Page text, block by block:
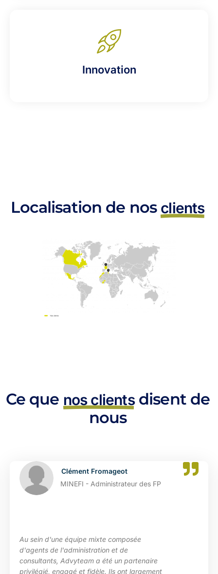
Innovation
Localisation de nos clients
Ce que nos clientsdisent de
nous
Clément Fromageot
MINEFI - Administrateur des FP
sein d'une équipe mixte composée
de l'administration et de
Advyteam a été un partenaire
engagé et fidèle. Ils ont largement